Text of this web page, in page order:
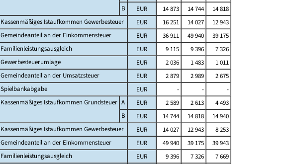
B
EUR 14 873 14 744
14 818
Kassenmäßiges Istaufkommen Gewerbesteuer
EUR 16 251 14 027
12 943
Gemeindeanteil an der Einkommensteuer
EUR 36 911 49 940
39 175
Familienleistungsausgleich
EUR 9 115 9 396
7 326
Gewerbesteuerumlage
EUR 2 036 1 483
1 011
Gemeindeanteil an der Umsatzsteuer
EUR 2 879 2 989
2 675
Spielbankabgabe
EUR - -
-
Kassenmäßiges Istaufkommen Grundsteuer A EUR 2 589 2 613
4 493
B
EUR 14 744 14 818
14 940
Kassenmäßiges Istaufkommen Gewerbesteuer
EUR 14 027 12 943
8 253
Gemeindeanteil an der Einkommensteuer
EUR 49 940 39 175
39 943
Familienleistungsausgleich
EUR 9 396 7 326
7 669